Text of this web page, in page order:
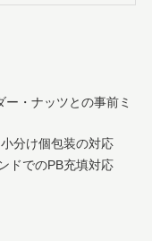
・ナッツとの事前ミ
分け個包装の対応
ドでのPB充填対応